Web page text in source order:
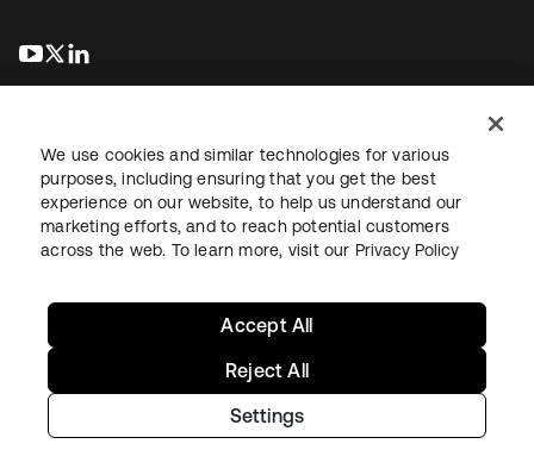
abre em uma nova guia
abre em uma nova guia
JurídicoPolítica de privacidadeTermos do siteSegurança
Mapa do sitePreferências de cookies
Copyright © 2026 Okta. Todos os direitos reservados.
We use cookies and similar technologies for various
purposes, including ensuring that you get the best
experience on our website, to help us understand our
marketing efforts, and to reach potential customers
across the web. To learn more, visit our Privacy Policy
Settings
Reject All
Accept All